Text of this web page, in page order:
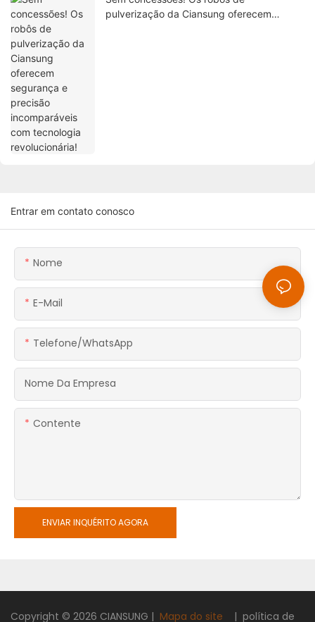
pulverização da Ciansung oferecem
Entrar em contato conosco
Nome
E-Mail
Telefone/WhatsApp
Nome Da Empresa
Contente
ENVIAR INQUÉRITO AGORA
Copyright © 2026 CIANSUNG | Mapa do site | política de